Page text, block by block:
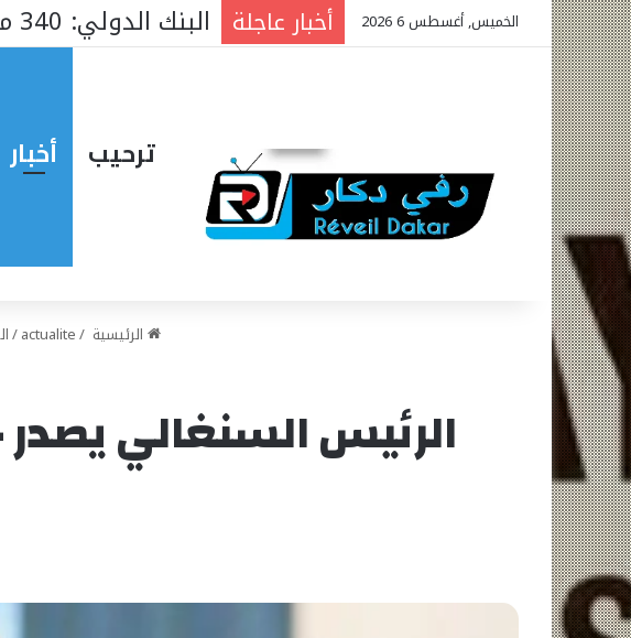
الخميس, أغسطس 6 2026 أخبار عاجلة البنك الدولي: 340 مليار فرنك أفريقي لدعم أولويات السنغال
ترحيب أخبار
الرئيسية /
actualite
/
الرئيس السنغالي